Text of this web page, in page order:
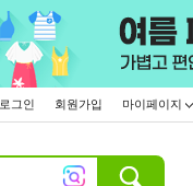
로그인 회원가입 마이페이지